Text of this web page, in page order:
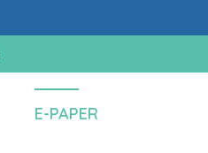
E-PAPER